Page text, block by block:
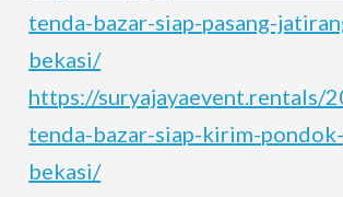
tenda-bazar-siap-pasang-
bekasi/
https://suryajayaevent.rentals/
tenda-bazar-siap-kirim-
bekasi/